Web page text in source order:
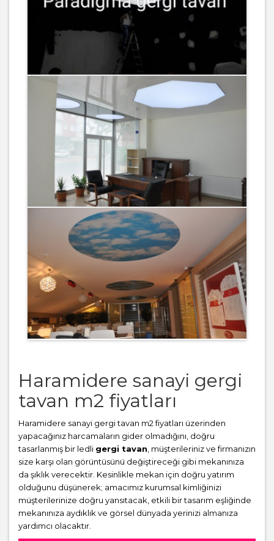
Haramidere sanayi gergi
tavan m2 fiyatları
Haramidere sanayi gergi tavan m2 fiyatları üzerinden
yapacağınız harcamaların gider olmadığını, doğru
tasarlanmış bir ledli gergi tavan , müşterileriniz ve firmanızın
size karşı olan görüntüsünü değiştireceği gibi mekanınıza
da şıklık verecektir. Kesinlikle mekan için doğru yatırım
olduğunu düşünerek; amacımız kurumsal kimliğinizi
müşterilerinize doğru yansıtacak, etkili bir tasarım eşliğinde
mekanınıza aydıklık ve görsel dünyada yerinizi almanıza
yardımcı olacaktır.